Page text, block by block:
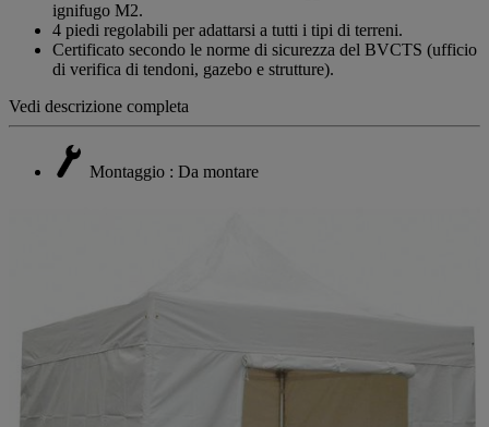
ignifugo M2.
4 piedi regolabili per adattarsi a tutti i tipi di terreni.
Certificato secondo le norme di sicurezza del BVCTS (ufficio
di verifica di tendoni, gazebo e strutture).
Vedi descrizione completa
Montaggio : Da montare